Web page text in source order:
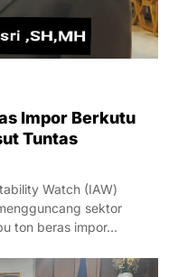
Impor Berkutu
Tuntas
Watch (IAW)
sektor
ton beras impor…